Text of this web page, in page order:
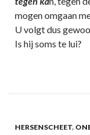
mogen omgaan
U volgt dus
Is hij soms te lui?
HERSENSCHEET,